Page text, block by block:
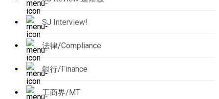
SJ Interview!
法律/Compliance
銀行/Finance
工商界/MT